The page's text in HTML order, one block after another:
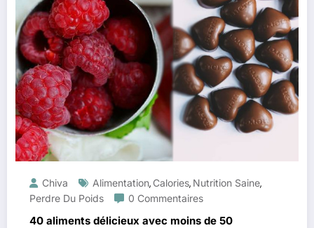
Chiva Alimentation, Calories, Nutrition Saine,
Perdre Du Poids
0 Commentaires
40 aliments délicieux avec moins de 50